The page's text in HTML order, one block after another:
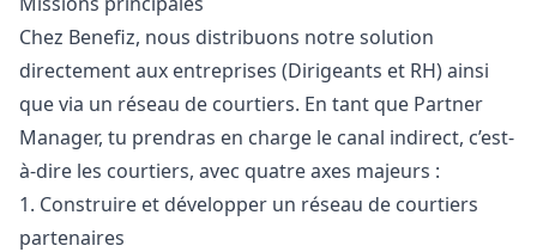
Chez Benefiz, nous distribuons notre solution
directement aux entreprises (Dirigeants et RH) ainsi
que via un réseau de courtiers. En tant que Partner
Manager, tu prendras en charge le canal indirect, c’est-
à-dire les courtiers, avec quatre axes majeurs :
1. Construire et développer un réseau de courtiers
partenaires